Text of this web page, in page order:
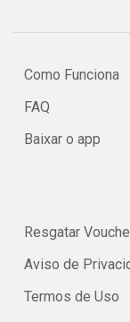
Como Funciona
FAQ
Baixar o app
Resgatar
Aviso de
Termos de Uso